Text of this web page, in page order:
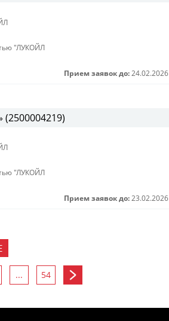
"ЛУКОЙЛ
Прием заявок до: 24.02.2026
(2500004219)
"ЛУКОЙЛ
Прием заявок до: 23.02.2026
... 54